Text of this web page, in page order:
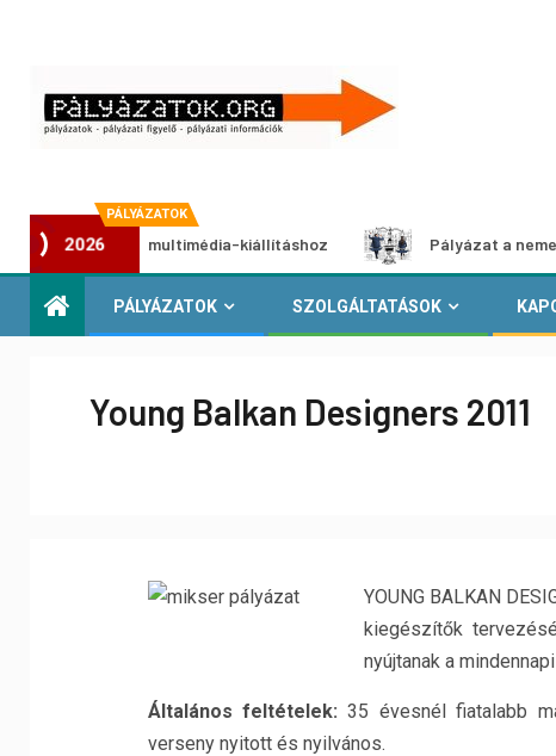
PÁLYÁZATOK
2026
multimédia-kiállításhoz Pályázat a nemek közötti
PÁLYÁZATOK SZOLGÁLTATÁSOK
Young Balkan Designers 2011
YOUNG BALKAN
kiegészítők
nyújtanak a
Általános feltételek: 35 évesnél fiatalabb
verseny nyitott és nyilvános.